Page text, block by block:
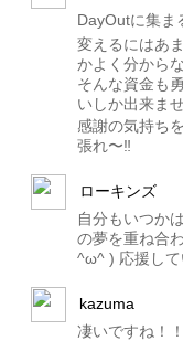
DayOutに集
変えるにはあ
かよく分から
そんな資金も
いしか出来ま
感謝の気持ち
張れ〜‼️
ローキンズ
自分もいつか
の夢を重ね合
^ω^ ) 応援して
kazuma
凄いですね！